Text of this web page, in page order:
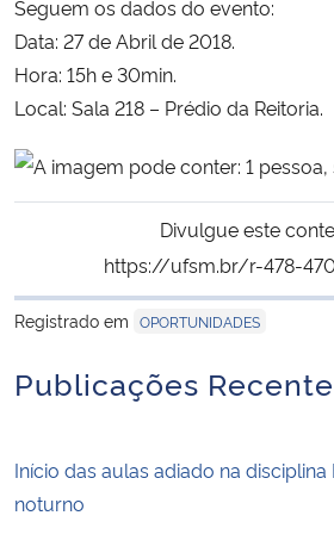
Ministério da Mulher, da Família e dos Direitos
Secretaria de Governo
Gabinete de Segurança Institucional
Advocacia-Geral da União
Seguem os dados do evento:
Data: 27 de Abril de 2018.
Hora: 15h e 30min.
Local: Sala 218 – Prédio da Reitoria.
Divulgue este
https://ufsm.br/r-478-
Registrado em OPORTUNIDADES
Publicações
Início das aulas adiado na disciplina
noturno